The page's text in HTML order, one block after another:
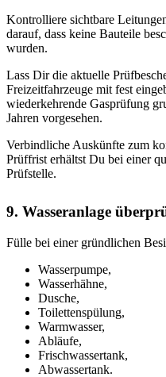
Kontrolliere sichtbare
darauf, dass keine Bauteile
wurden.
Lass Dir die aktuelle
Freizeitfahrzeuge mit fest
wiederkehrende Gasprüfung
Jahren vorgesehen.
Verbindliche Auskünfte zum
Prüffrist erhältst Du bei einer
Prüfstelle.
9. Wasseranlage
Fülle bei einer gründlichen
Wasserpumpe,
Wasserhähne,
Dusche,
Toilettenspülung,
Warmwasser,
Abläufe,
Frischwassertank,
Abwassertank.